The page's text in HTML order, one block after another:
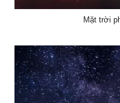
Mặt trời